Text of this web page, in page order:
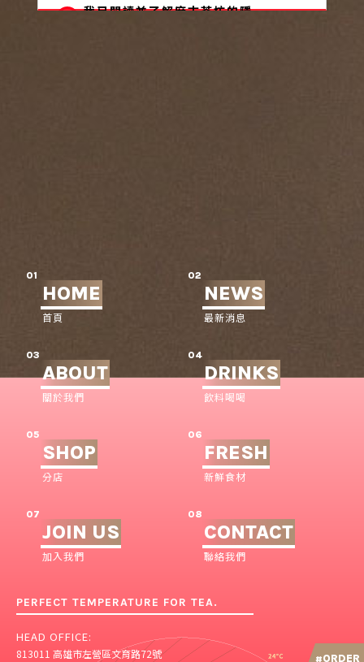
#ORDER
我已閱讀並了解麻古茶坊的隱
01
HOME
首頁
02
NEWS
最新消息
03
ABOUT
關於我們
04
DRINKS
飲料喝喝
05
SHOP
分店
06
FRESH
新鮮食材
07
JOIN US
加入我們
08
CONTACT
聯絡我們
PERFECT TEMPERATURE FOR TEA.
HEAD OFFICE:
813011 高雄市左營區文育路72號